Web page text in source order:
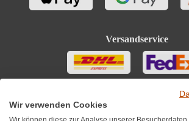
Versandservice
Wir verwenden Cookies